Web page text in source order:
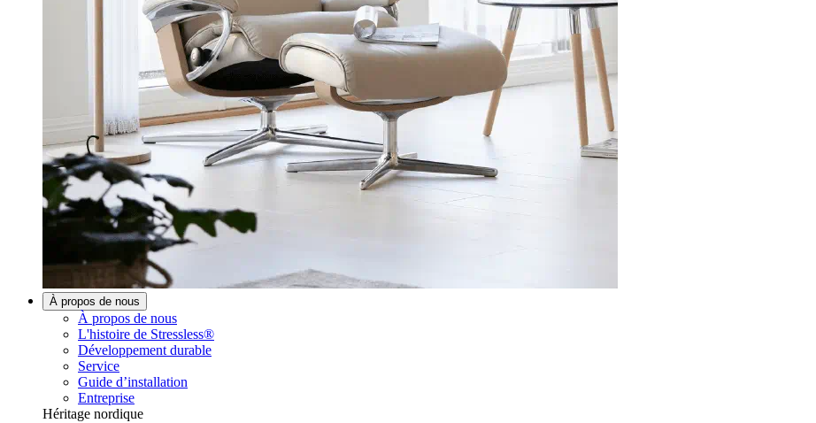
À propos de nous
À propos de nous
L'histoire de Stressless®
Développement durable
Service
Guide d’installation
Entreprise
Héritage nordique